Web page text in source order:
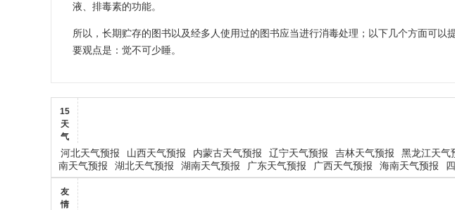
液、排毒素的功能。
所以，长期贮存的图书以及经多人使用过的图书应当进行消毒处理；以下几个方面可以
要观点是：觉不可少睡。
15
天
气
河北天气预报 山西天气预报 内蒙古天气预报 辽宁天气预报 吉林天气预报 黑龙江天气
南天气预报
湖北天气预报 湖南天气预报 广东天气预报 广西天气预报 海南天气预报
友
情